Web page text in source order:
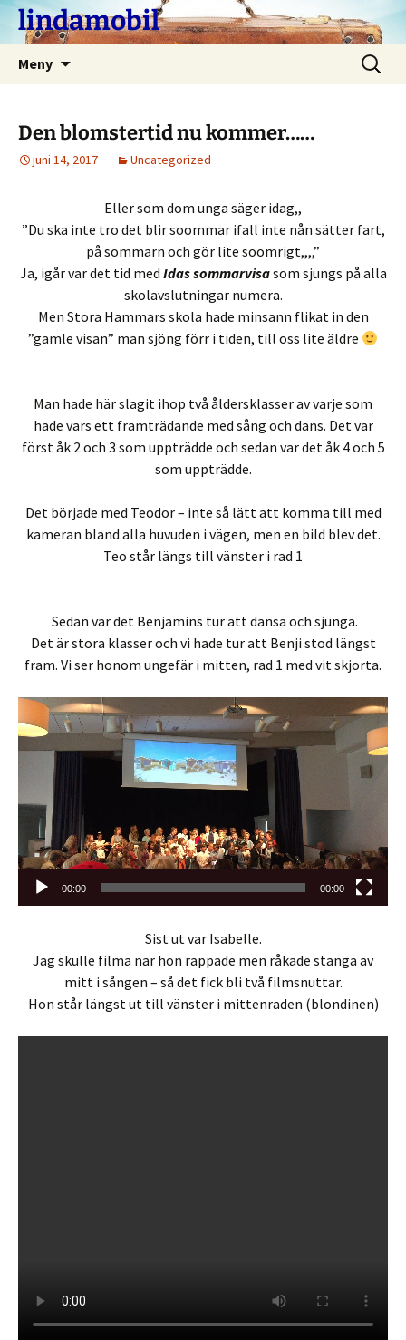
Hoppalindamobil
Meny
Sök
efter:
Den blomstertid nu kommer……
juni 14, 2017 Uncategorized
Eller som dom unga säger idag,,
”Du ska inte tro det blir soommar ifall inte nån sätter fart,
på sommarn och gör lite soomrigt,,,,”
Ja, igår var det tid med Idas sommarvisasom sjungs på alla
skolavslutningar numera.
Men Stora Hammars skola hade minsann flikat in den
”gamle visan” man sjöng förr i tiden, till oss lite äldre
Man hade här slagit ihop två åldersklasser av varje som
hade vars ett framträdande med sång och dans. Det var
först åk 2 och 3 som uppträdde och sedan var det åk 4 och 5
som uppträdde.
Det började med Teodor – inte så lätt att komma till med
kameran bland alla huvuden i vägen, men en bild blev det.
Teo står längs till vänster i rad 1
Sedan var det Benjamins tur att dansa och sjunga.
Det är stora klasser och vi hade tur att Benji stod längst
fram. Vi ser honom ungefär i mitten, rad 1 med vit skjorta.
Videospelare
00:00 00:00
Sist ut var Isabelle.
Jag skulle filma när hon rappade men råkade stänga av
mitt i sången – så det fick bli två filmsnuttar.
Hon står längst ut till vänster i mittenraden (blondinen)